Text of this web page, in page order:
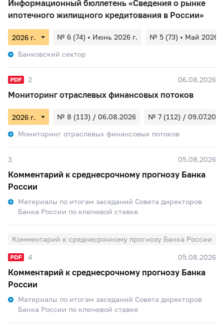
Информационный бюллетень «Сведения о рынке
ипотечного жилищного кредитования в России»
№ 6 (74) • Июнь 2026 г.
№ 5 (73) • Май 2026
Банковский сектор
2 06.08.2026
Мониторинг отраслевых финансовых потоков
№ 8 (113) / 06.08.2026
№ 7 (112) / 09.07.2026
Мониторинг отраслевых финансовых потоков
3 05.08.2026
Комментарий к среднесрочному прогнозу Банка
России
Материалы по итогам заседаний Совета директоров
Банка России по ключевой ставке
Комментарий к среднесрочному прогнозу Банка России
4 05.08.2026
Комментарий к среднесрочному прогнозу Банка
России
Материалы по итогам заседаний Совета директоров
Банка России по ключевой ставке